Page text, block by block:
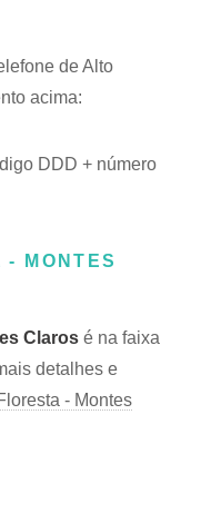
de Alto
acima:
DDD + número
MONTES
Claros é na faixa
detalhes e
- Montes